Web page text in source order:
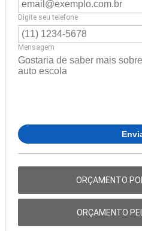
Digite seu telefone
Mensagem
ORÇAMENTO
ORÇAMENTO